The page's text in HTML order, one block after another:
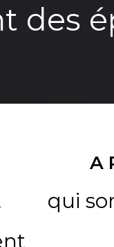
des
A
qui